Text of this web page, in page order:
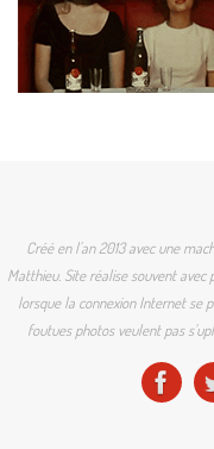
Créé en l'an 2013 avec une
Matthieu. Site réalise souvent
lorsque la connexion Internet se
foutues photos veulent pas